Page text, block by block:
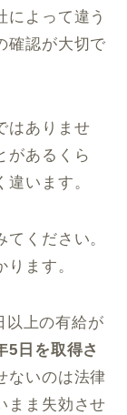
によって違う
確認が大切で
はありませ
があるくら
います。
ください。
ます。
以上の有給が
5日を取得さ
ないのは法律
まま失効させ